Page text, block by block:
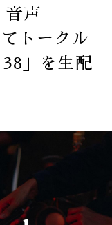
音声
トークル
」を生配